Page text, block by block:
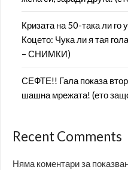
Кризата на 50-така ли
Коцето: Чука ли я тая
– СНИМКИ)
СЕФТЕ!! Гала показа
шашна мрежата! (ето
Recent Comments
Няма коментари за